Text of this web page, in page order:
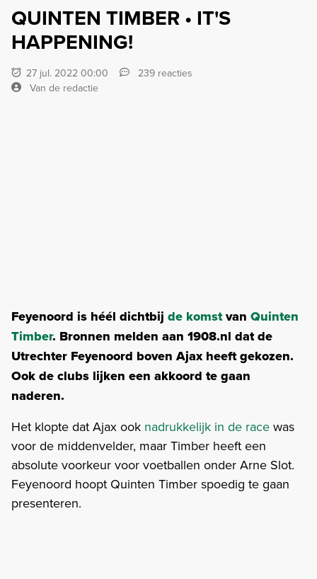
QUINTEN TIMBER • IT'S
HAPPENING!
27 jul. 2022 00:00
239 reacties
Van de redactie
Feyenoord is héél dichtbij de komstvan Quinten
Timber. Bronnen melden aan 1908.nl dat de
Utrechter Feyenoord boven Ajax heeft gekozen.
Ook de clubs lijken een akkoord te gaan
naderen.
Het klopte dat Ajax ook nadrukkelijk in de race was
voor de middenvelder, maar Timber heeft een
absolute voorkeur voor voetballen onder Arne Slot.
Feyenoord hoopt Quinten Timber spoedig te gaan
presenteren.